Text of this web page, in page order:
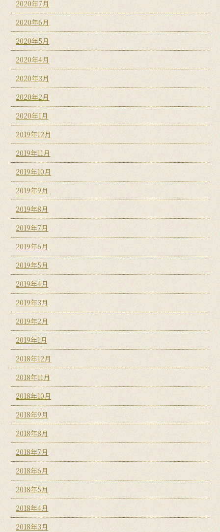
2020年7月
2020年6月
2020年5月
2020年4月
2020年3月
2020年2月
2020年1月
2019年12月
2019年11月
2019年10月
2019年9月
2019年8月
2019年7月
2019年6月
2019年5月
2019年4月
2019年3月
2019年2月
2019年1月
2018年12月
2018年11月
2018年10月
2018年9月
2018年8月
2018年7月
2018年6月
2018年5月
2018年4月
2018年3月